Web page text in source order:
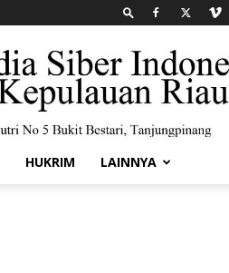
HUKRIM LAINNYA